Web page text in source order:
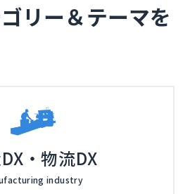
を増やす施策の活用事例もウェ
します。
門の方は、ぜひご参加ください。
活用研究所（
リー＆テーマを
・物流DX
industry